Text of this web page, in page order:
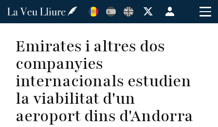
Vés
Menú
de
de
Emirates i altres dos
companyies
internacionals estudien
la viabilitat d'un
aeroport dins d'Andorra